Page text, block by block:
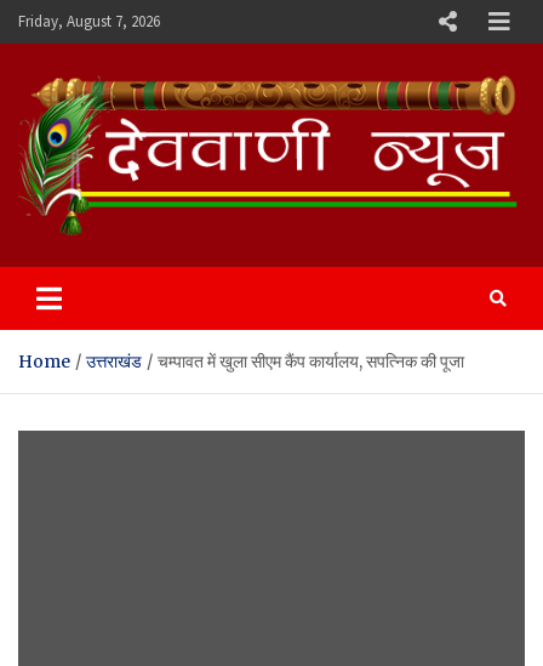
Skip
to
Friday, August 7, 2026
Devvani News Portal
Home उत्तराखंड चम्पावत में खुला सीएम कैंप कार्यालय, सपत्निक की पूजा